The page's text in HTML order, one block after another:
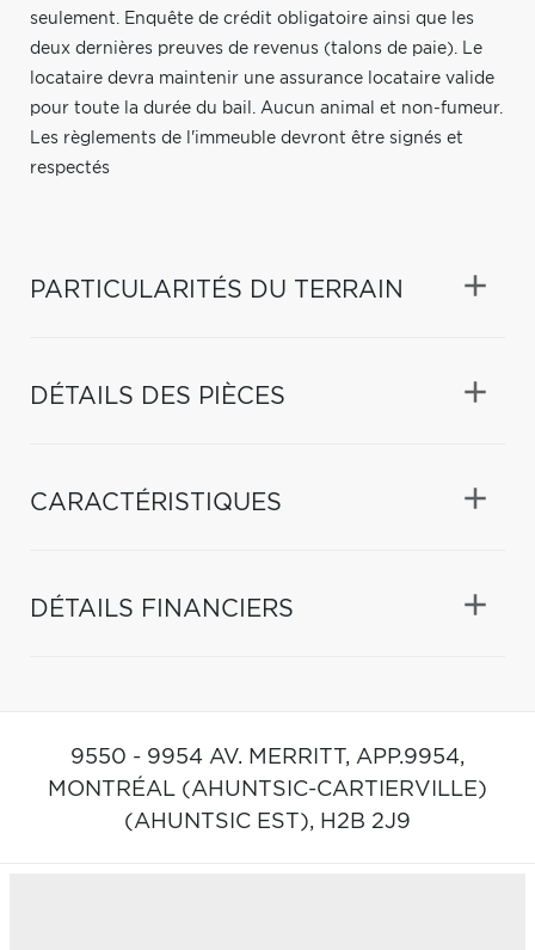
seulement. Enquête de crédit obligatoire ainsi que les
deux dernières preuves de revenus (talons de paie). Le
locataire devra maintenir une assurance locataire valide
pour toute la durée du bail. Aucun animal et non-fumeur.
Les règlements de l'immeuble devront être signés et
respectés
PARTICULARITÉS DU TERRAIN
DÉTAILS DES PIÈCES
CARACTÉRISTIQUES
DÉTAILS FINANCIERS
9550 - 9954 AV. MERRITT, APP.9954,
MONTRÉAL (AHUNTSIC-CARTIERVILLE)
(AHUNTSIC EST), H2B 2J9